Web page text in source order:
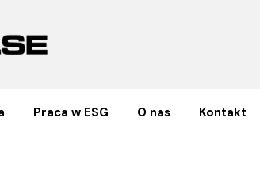
Praca w ESG O nas Kontakt